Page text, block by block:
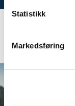
Statistikk
Markedsføring
Aktuelt